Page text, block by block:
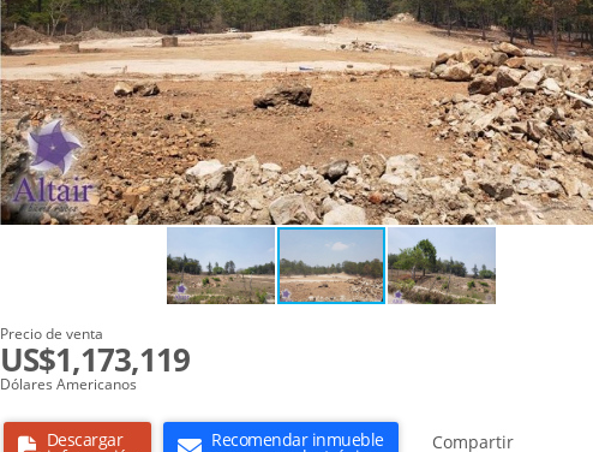
Precio de venta
US$1,173,119
Dólares Americanos
Descargar Recomendar inmueble Compartir